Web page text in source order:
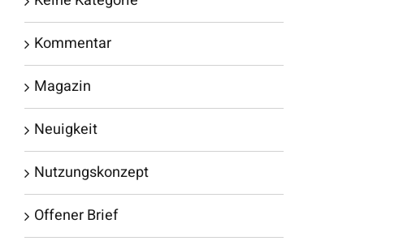
Kommentar
Magazin
Neuigkeit
Nutzungskonzept
Offener Brief